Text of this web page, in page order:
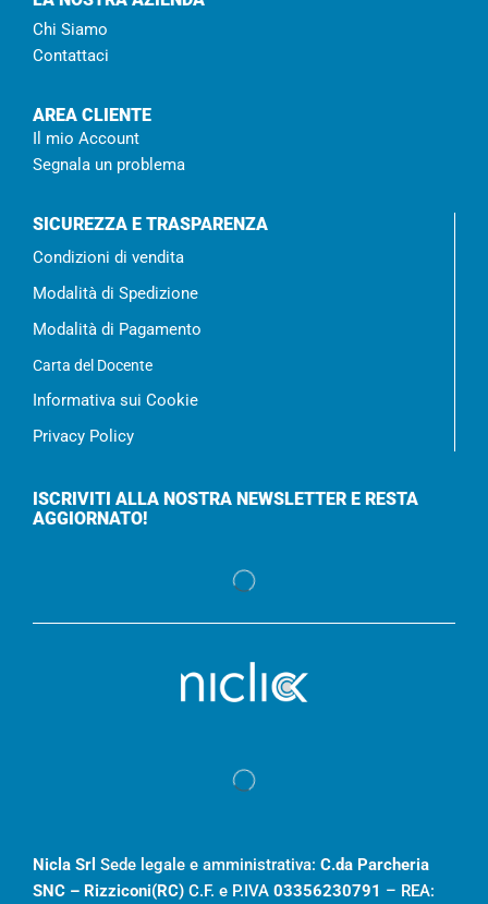
Chi Siamo
Contattaci
AREA CLIENTE
Il mio Account
Segnala un problema
SICUREZZA E TRASPARENZA
Condizioni di vendita
Modalità di Spedizione
Modalità di Pagamento
Carta del Docente
Informativa sui Cookie
Privacy Policy
ISCRIVITI ALLA NOSTRA NEWSLETTER E RESTA
AGGIORNATO!
Nicla Srl Sede legale e amministrativa: C.da Parcheria
SNC – Rizziconi(RC) C.F. e P.IVA 03356230791 – REA: